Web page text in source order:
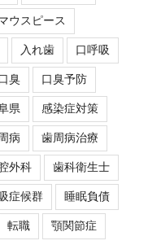
ウスピース
入れ歯 口呼吸
臭 口臭予防
県 感染症対策
病 歯周病治療
外科 歯科衛生士
症候群 睡眠負債
転職 顎関節症